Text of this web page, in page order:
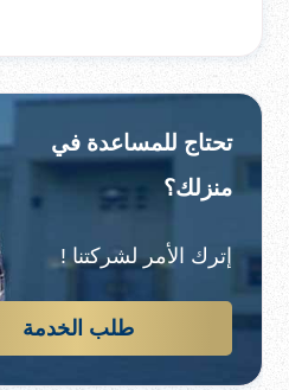
تحتاج للمساعدة في
منزلك؟
إترك الأمر لشركتنا !
طلب الخدمة